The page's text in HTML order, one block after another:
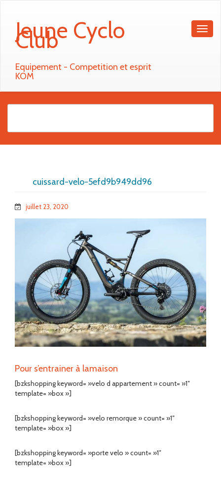
Jeune Cyclo
Club
Equipement - Competition et esprit
KOM
cuissard-velo-5efd9b949dd96
juillet 23, 2020
Pour s’entrainer à lamaison
[bzkshopping keyword= »velo d appartement » count= »1″
template= »box »]
[bzkshopping keyword= »velo remorque » count= »1″
template= »box »]
[bzkshopping keyword= »porte velo » count= »1″
template= »box »]